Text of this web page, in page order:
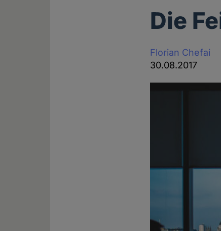
Die
Florian Chefai
30.08.2017